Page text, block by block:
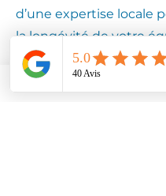
d’une expertise locale
la longévité de votre